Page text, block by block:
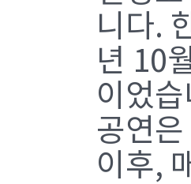
니다.
년 10
이었
공연
이후,